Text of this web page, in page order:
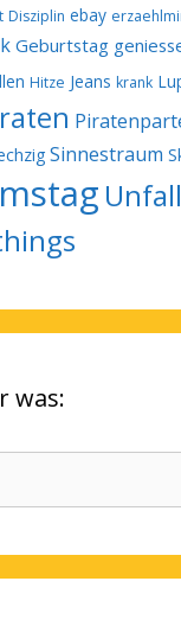
Disziplin ebay
Geburtstag
Hitze Jeans krank
Sinnestraum
Unfall
was: